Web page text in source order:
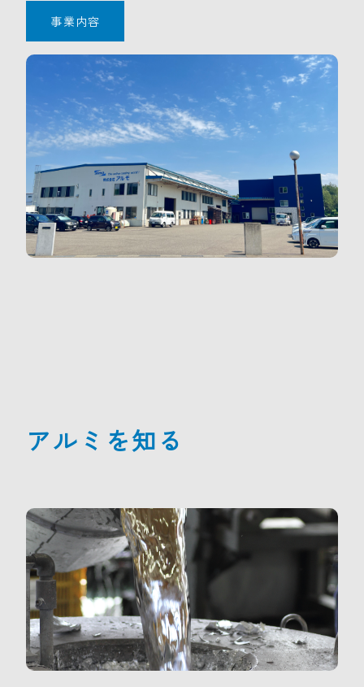
事業内容
アルミを知る